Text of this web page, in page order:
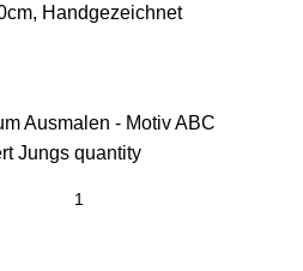
, Handgezeichnet
Ausmalen - Motiv ABC
Jungs quantity